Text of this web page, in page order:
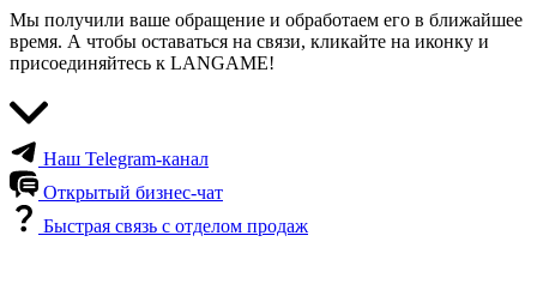
Мы получили ваше обращение и обработаем его в ближайшее
время. А чтобы оставаться на связи, кликайте на иконку и
присоединяйтесь к LANGAME!
Наш Telegram-канал
Открытый бизнес-чат
Быстрая связь с отделом продаж